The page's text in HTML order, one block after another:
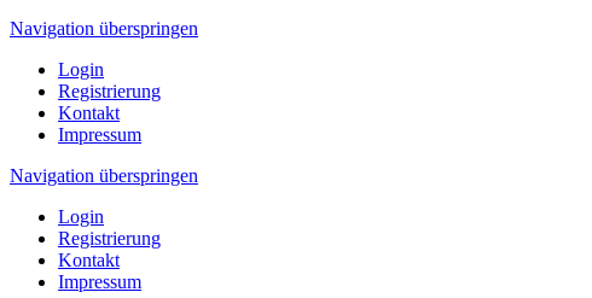
Navigation überspringen
Login
Registrierung
Kontakt
Impressum
Navigation überspringen
Login
Registrierung
Kontakt
Impressum